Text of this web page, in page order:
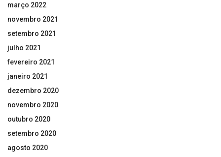
março 2022
novembro 2021
setembro 2021
julho 2021
fevereiro 2021
janeiro 2021
dezembro 2020
novembro 2020
outubro 2020
setembro 2020
agosto 2020